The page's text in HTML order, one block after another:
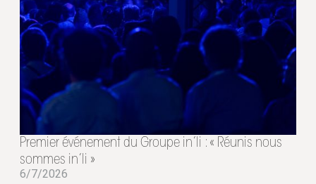
Premier événement du Groupe in’li : « Réunis nous
sommes in’li »
6/7/2026